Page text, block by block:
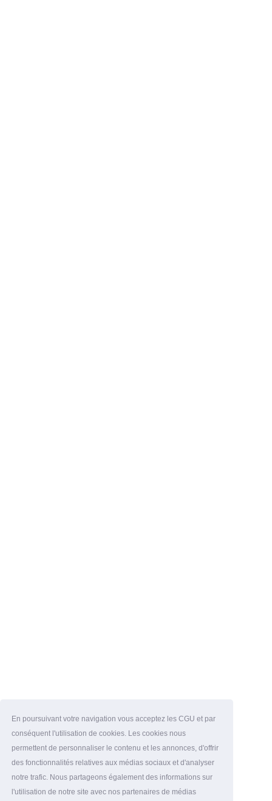
En poursuivant votre navigation vous acceptez les CGU et par
conséquent l'utilisation de cookies. Les cookies nous
permettent de personnaliser le contenu et les annonces, d'offrir
des fonctionnalités relatives aux médias sociaux et d'analyser
notre trafic. Nous partageons également des informations sur
l'utilisation de notre site avec nos partenaires de médias